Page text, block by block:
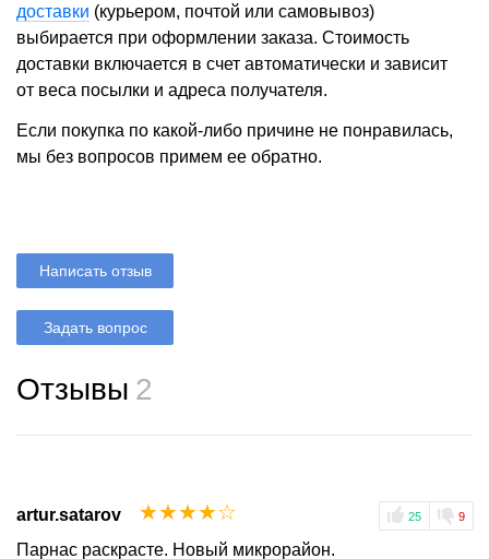
доставки (курьером, почтой или самовывоз)
выбирается при оформлении заказа. Стоимость
доставки включается в счет автоматически и зависит
от веса посылки и адреса получателя.
Если покупка по какой-либо причине не понравилась,
мы без вопросов примем ее обратно.
Написать отзыв
Задать вопрос
Отзывы 2
artur.satarov 25 9
☆
☆
☆
☆
☆
Парнас раскрасте. Новый микрорайон.